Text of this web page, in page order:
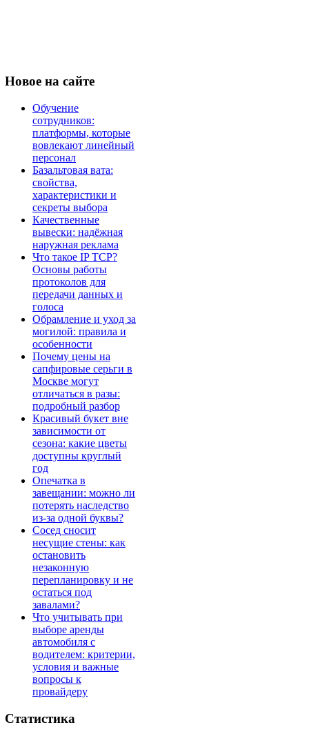
Новое на сайте
Обучение
сотрудников:
платформы, которые
вовлекают линейный
персонал
Базальтовая вата:
свойства,
характеристики и
секреты выбора
Качественные
вывески: надёжная
наружная реклама
Что такое IP TCP?
Основы работы
протоколов для
передачи данных и
голоса
Обрамление и уход за
могилой: правила и
особенности
Почему цены на
сапфировые серьги в
Москве могут
отличаться в разы:
подробный разбор
Красивый букет вне
зависимости от
сезона: какие цветы
доступны круглый
год
Опечатка в
завещании: можно ли
потерять наследство
из-за одной буквы?
Сосед сносит
несущие стены: как
остановить
незаконную
перепланировку и не
остаться под
завалами?
Что учитывать при
выборе аренды
автомобиля с
водителем: критерии,
условия и важные
вопросы к
провайдеру
Статистика